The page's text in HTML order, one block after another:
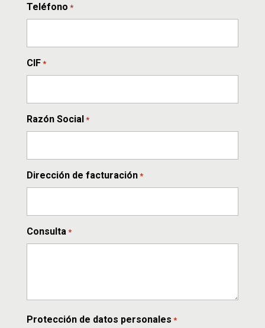
Teléfono *
CIF *
Razón Social *
Dirección de facturación *
Consulta *
Protección de datos personales *